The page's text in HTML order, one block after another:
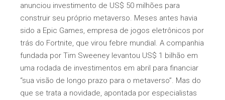
anunciou investimento de US$ 50 milhões para
construir seu próprio metaverso. Meses antes havia
sido a Epic Games, empresa de jogos eletrônicos por
trás do Fortnite, que virou febre mundial. A companhia
fundada por Tim Sweeney levantou US$ 1 bilhão em
uma rodada de investimentos em abril para financiar
“sua visão de longo prazo para o metaverso”. Mas do
que se trata a novidade, apontada por especialistas